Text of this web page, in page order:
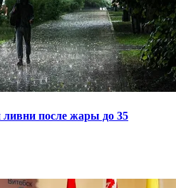
после жары до 35